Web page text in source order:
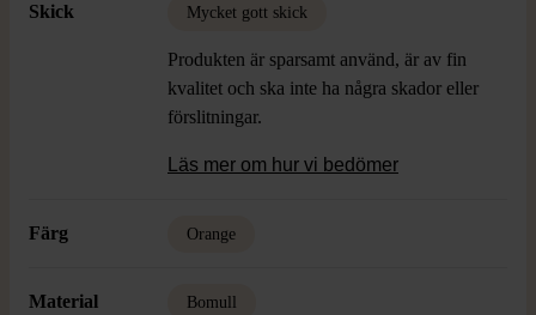
Skick Mycket gott skick
Produkten är sparsamt använd, är av fin
kvalitet och ska inte ha några skador eller
förslitningar.
Läs mer om hur vi bedömer
Färg Orange
Material Bomull